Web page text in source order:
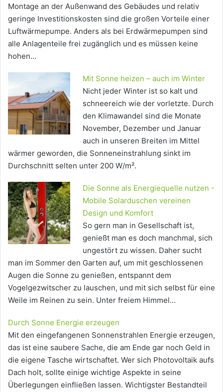
Montage an der Außenwand des Gebäudes und relativ
geringe Investitionskosten sind die großen Vorteile einer
Luftwärmepumpe. Anders als bei Erdwärmepumpen sind
alle Anlagenteile frei zugänglich und es müssen keine
hohen…
Mit Sonne heizen – auch im Winter
Nicht jeder Winter ist so kalt und
schneereich wie der vorletzte. Durch
den Klimawandel sind die Monate
November, Dezember und Januar
auch in unseren Breiten im Mittel
wärmer geworden, die Sonneneinstrahlung sinkt im
Durchschnitt selten unter 200 W/m².
Die Sonne als Energiequelle nutzen -
Mobile Solarduschen vereinen
Design und Komfort
So gern man in Gesellschaft ist,
genießt man es doch manchmal, sich
ungestört zu wissen. Daher sucht
man im Sommer den Garten auf, um mit geschlossenen
Augen die Sonne zu genießen, entspannt dem
Vogelgezwitscher zu lauschen, und mit sich selbst für eine
Weile im Reinen zu sein. Unter freiem Himmel…
Durch Sonne Energie erzeugen
Mit den eingefangenen Sonnenstrahlen Energie erzeugen,
das ist eine saubere Sache, die am Ende gar noch Geld in
die eigene Tasche wirtschaftet. Wer sich Photovoltaik aufs
Dach holt, sollte einige wichtige Aspekte in seine
Überlegungen einfließen lassen. Wichtigster Bestandteil